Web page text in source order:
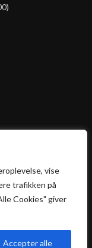
vise
trafikken på
Cookies" giver
Accepter alle
ingredienser i